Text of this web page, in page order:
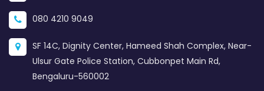
080 4210 9049
SF 14C, Dignity Center, Hameed Shah Complex, Near-
Ulsur Gate Police Station, Cubbonpet Main Rd,
Bengaluru-560002